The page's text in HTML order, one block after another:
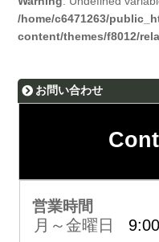
/home/c6471263/
content/themes/f8012/
お問い合わせ
営業時間
月～金曜日